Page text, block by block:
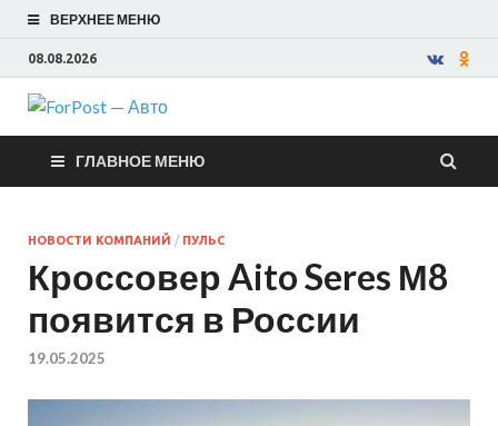
ВЕРХНЕЕ МЕНЮ
08.08.2026
ForPost —
Авто
ГЛАВНОЕ МЕНЮ
НОВОСТИ КОМПАНИЙ / ПУЛЬС
Кроссовер Aito Seres М8
появится в России
19.05.2025